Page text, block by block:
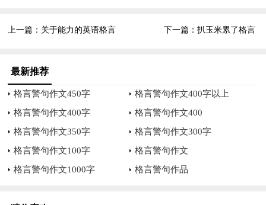
上一篇： 关于能力的英语格言 下一篇：扒玉米累了格言
最新推荐
格言警句作文450字
格言警句作文400字以上
格言警句作文400字
格言警句作文400
格言警句作文350字
格言警句作文300字
格言警句作文100字
格言警句作文
格言警句作文1000字
格言警句作品